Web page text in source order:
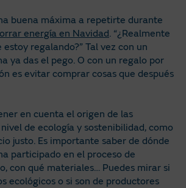
buena máxima a repetirte durante
energía en Navidad. “¿Realmente
regalando?” Tal vez con un
ya das el pego. O con un regalo por
es evitar comprar cosas que después
en cuenta el origen de las
de ecología y sostenibilidad, como
justo. Es importante saber de dónde
participado en el proceso de
con qué materiales… Puedes mirar si
ecológicos o si son de productores